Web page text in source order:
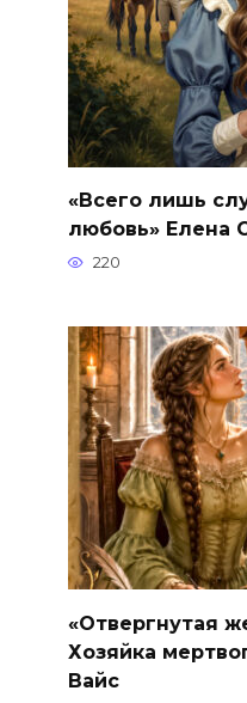
«Всего лишь
любовь» Елена
220
«Отвергнутая
Хозяйка
Вайс